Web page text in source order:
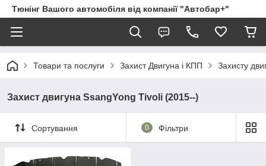
Тюнінг Вашого автомобіля від компанії "Автобар+"
Товари та послуги Захист Двигуна і КПП Захисту
Захист двигуна SsangYong Tivoli (2015--)
Сортування 0 Фільтри